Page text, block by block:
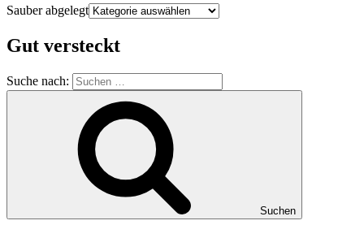
Sauber abgelegt
Gut versteckt
Suche nach:
Suchen